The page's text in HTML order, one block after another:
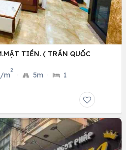
TIỀN. ( TRẦN QUỐC
m
2
· 5m · 1